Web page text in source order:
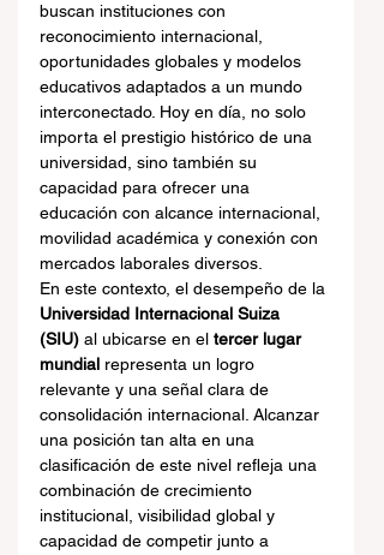
buscan instituciones con
reconocimiento internacional,
oportunidades globales y modelos
educativos adaptados a un mundo
interconectado. Hoy en día, no solo
importa el prestigio histórico de una
universidad, sino también su
capacidad para ofrecer una
educación con alcance internacional,
movilidad académica y conexión con
mercados laborales diversos.
En este contexto, el desempeño de la
Universidad Internacional Suiza
(SIU) al ubicarse en el tercer lugar
mundial representa un logro
relevante y una señal clara de
consolidación internacional. Alcanzar
una posición tan alta en una
clasificación de este nivel refleja una
combinación de crecimiento
institucional, visibilidad global y
capacidad de competir junto a